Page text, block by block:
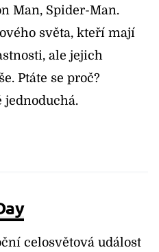
Man, Spider-Man.
světa, kteří mají
ale jejich
Ptáte se proč?
jednoduchá.
celosvětová událost